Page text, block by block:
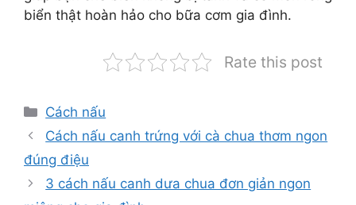
biển thật hoàn hảo cho bữa cơm gia đình.
Rate this post
Danh
mục
Cách nấu
Cách nấu canh trứng với cà chua thơm ngon
đúng điệu
3 cách nấu canh dưa chua đơn giản ngon